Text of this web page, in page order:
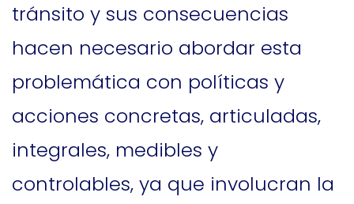
tránsito y sus consecuencias
hacen necesario abordar esta
problemática con políticas y
acciones concretas, articuladas,
integrales, medibles y
controlables, ya que involucran la